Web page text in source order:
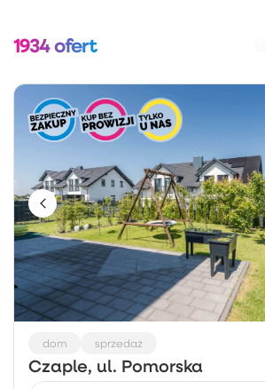
1934ofert
dom sprzedaż
Czaple, ul. Pomorska